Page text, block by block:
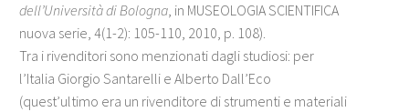
dell’Università di Bologna, in MUSEOLOGIA SCIENTIFICA
nuova serie, 4(1-2): 105-110, 2010, p. 108).
Tra i rivenditori sono menzionati dagli studiosi: per
l’Italia Giorgio Santarelli e Alberto Dall’Eco
(quest’ultimo era un rivenditore di strumenti e materiali